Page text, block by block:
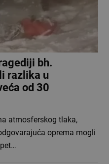
bh.
razlika u
od 30
atmosferskog tlaka,
oprema mogli